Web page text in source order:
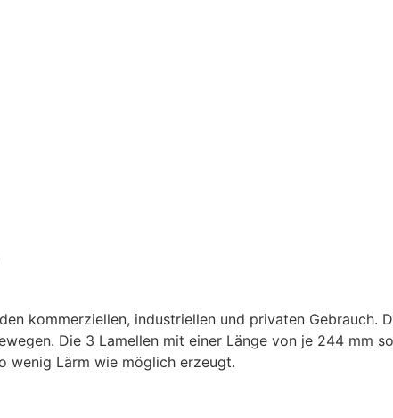
kommerziellen, industriellen und privaten
Die 3 Lamellen mit einer Länge von je 244 mm
wenig Lärm wie möglich erzeugt.